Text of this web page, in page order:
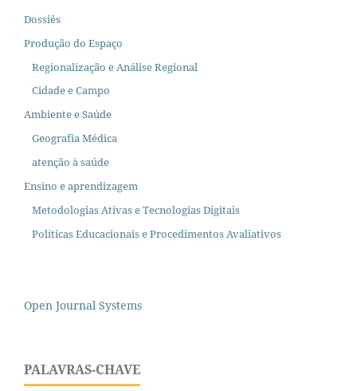
Dossiês
Produção do Espaço
Regionalização e Análise Regional
Cidade e Campo
Ambiente e Saúde
Geografia Médica
atenção à saúde
Ensino e aprendizagem
Metodologias Ativas e Tecnologias Digitais
Políticas Educacionais e Procedimentos Avaliativos
Open Journal Systems
PALAVRAS-CHAVE